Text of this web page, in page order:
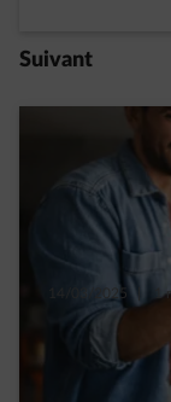
Suivant
14/03/2025 | 1
Nouveaux
pour votre